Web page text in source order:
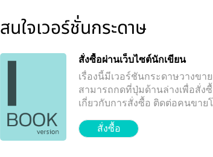
สนใจเวอร์ชั่นกระดาษ
สั่งซื้อผ่านเว็บไซต์นักเขียน
เรื่องนี้มีเวอร์ชันกระดาษวางขา
สามารถกดที่ปุ่มด้านล่างเพื่อสั่ง
เกี่ยวกับการสั่งซื้อ ติดต่อคนขาย
สั่งซื้อ